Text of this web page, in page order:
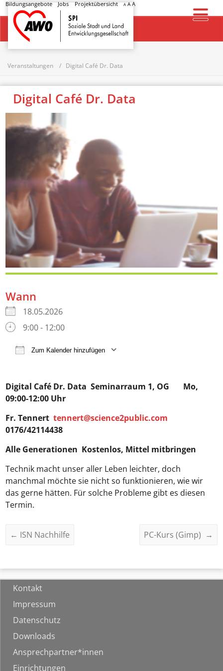
Bildungsangebote Jobs Projektübersicht A AA
Startseite
Veranstaltungen Digital Café Dr. Data
Digital Café Dr. Data
Wann
18.05.2026
9:00 - 12:00
Zum Kalender hinzufügen
Digital Café Dr. Data Seminarraum 1, OG Mo,
09:00-12:00 Uhr
Fr. Tennerttennert@science2public.com
0176/42114438
Alle Generationen Kostenlos, Mittel mitbringen
Technik macht unser aller Leben leichter, doch
manchmal möchte sie nicht so funktionieren, wie wir
das gerne hätten. Für solche Probleme gibt es diesen
Termin.
← ISN Nachhilfe PC-Kurs (Gimp) →
Kontakt
Impressum
Datenschutz
Downloads
Ansprechpartner*innen
Einrichtungen